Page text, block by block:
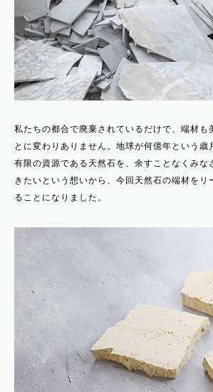
私たちの都合で廃棄されているだけで、端材も
とに変わりありません。地球が何億年という歳
有限の資源である天然石を、余すことなくみな
きたいという想いから、今回天然石の端材をリ
ることになりました。